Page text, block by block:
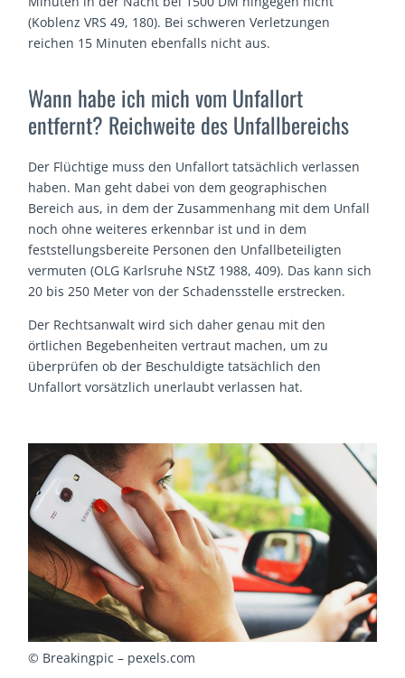
(Koblenz VRS 49, 180). Bei schweren Verletzungen
reichen 15 Minuten ebenfalls nicht aus.
Wann habe ich mich vom Unfallort
entfernt? Reichweite des Unfallbereichs
Der Flüchtige muss den Unfallort tatsächlich verlassen
haben. Man geht dabei von dem geographischen
Bereich aus, in dem der Zusammenhang mit dem Unfall
noch ohne weiteres erkennbar ist und in dem
feststellungsbereite Personen den Unfallbeteiligten
vermuten (OLG Karlsruhe NStZ 1988, 409). Das kann sich
20 bis 250 Meter von der Schadensstelle erstrecken.
Der Rechtsanwalt wird sich daher genau mit den
örtlichen Begebenheiten vertraut machen, um zu
überprüfen ob der Beschuldigte tatsächlich den
Unfallort vorsätzlich unerlaubt verlassen hat.
© Breakingpic – pexels.com